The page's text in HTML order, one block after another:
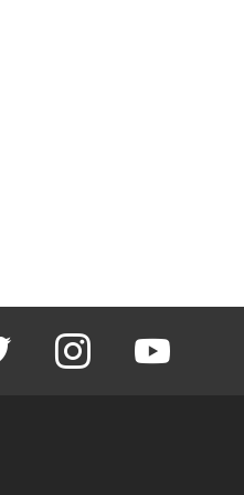
twitter instagram youtube